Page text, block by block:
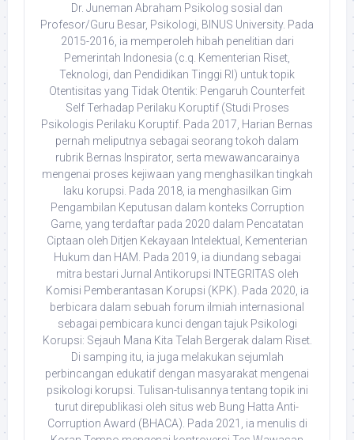
Dr. Juneman Abraham Psikolog sosial dan
Profesor/Guru Besar, Psikologi, BINUS University. Pada
2015-2016, ia memperoleh hibah penelitian dari
Pemerintah Indonesia (c.q. Kementerian Riset,
Teknologi, dan Pendidikan Tinggi RI) untuk topik
Otentisitas yang Tidak Otentik: Pengaruh Counterfeit
Self Terhadap Perilaku Koruptif (Studi Proses
Psikologis Perilaku Koruptif. Pada 2017, Harian Bernas
pernah meliputnya sebagai seorang tokoh dalam
rubrik Bernas Inspirator, serta mewawancarainya
mengenai proses kejiwaan yang menghasilkan tingkah
laku korupsi. Pada 2018, ia menghasilkan Gim
Pengambilan Keputusan dalam konteks Corruption
Game, yang terdaftar pada 2020 dalam Pencatatan
Ciptaan oleh Ditjen Kekayaan Intelektual, Kementerian
Hukum dan HAM. Pada 2019, ia diundang sebagai
mitra bestari Jurnal Antikorupsi INTEGRITAS oleh
Komisi Pemberantasan Korupsi (KPK). Pada 2020, ia
berbicara dalam sebuah forum ilmiah internasional
sebagai pembicara kunci dengan tajuk Psikologi
Korupsi: Sejauh Mana Kita Telah Bergerak dalam Riset.
Di samping itu, ia juga melakukan sejumlah
perbincangan edukatif dengan masyarakat mengenai
psikologi korupsi. Tulisan-tulisannya tentang topik ini
turut direpublikasi oleh situs web Bung Hatta Anti-
Corruption Award (BHACA). Pada 2021, ia menulis di